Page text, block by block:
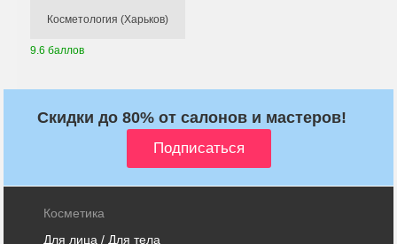
Косметология (Харьков)
9.6 баллов
Скидки до 80% от салонов и мастеров!
Косметика
Для лица / Для тела